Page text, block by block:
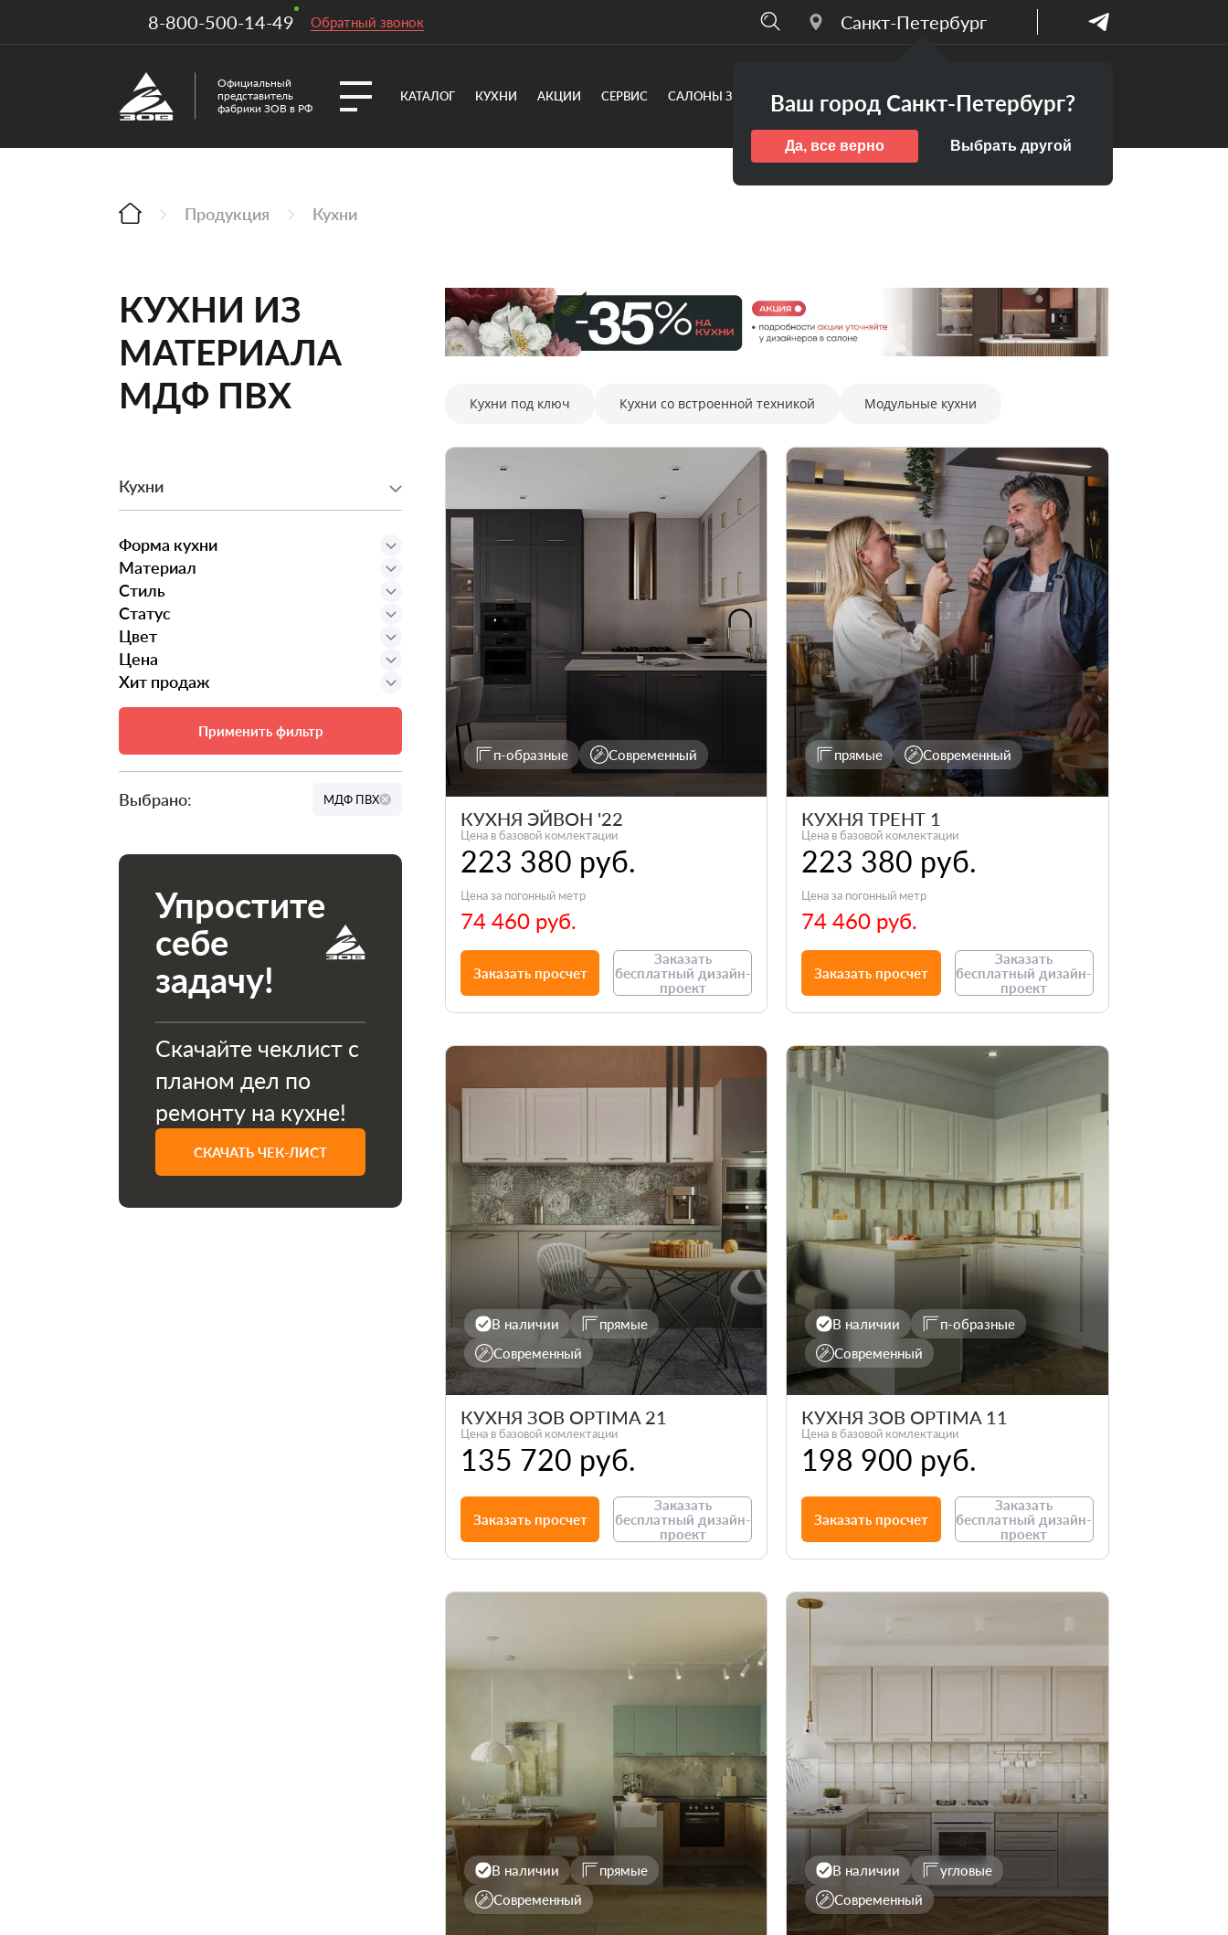
8-800-500-14-49 Обратный звонок Санкт-Петербург
Ваш город Санкт-Петербург?
Да, все верно Выбрать другой
Официальный
представитель
фабрики ЗОВ в РФ
КАТАЛОГ КУХНИ АКЦИИ СЕРВИС САЛОНЫ ЗОВ О КОМПАНИИ
дизайн-проект
Продукция Кухни
КУХНИ ИЗ
МАТЕРИАЛА
МДФ ПВХ
Кухни
Форма кухни
Материал
Стиль
Статус
Цвет
Цена
Хит продаж
Применить фильтр
Выбрано: МДФ ПВХ
Упростите
себе
задачу!
Скачайте чеклист с
планом дел по
ремонту на кухне!
СКАЧАТЬ ЧЕК-ЛИСТ
Кухни под ключ Кухни со встроенной техникой Модульные кухни
п-образные Современный
КУХНЯ ЭЙВОН '22
Цена в базовой комлектации
223 380 руб.
Цена за погонный метр
74 460 руб.
Заказать просчет
Заказать
бесплатный дизайн-
проект
прямые Современный
КУХНЯ ТРЕНТ 1
Цена в базовой комлектации
223 380 руб.
Цена за погонный метр
74 460 руб.
Заказать просчет
Заказать
бесплатный дизайн-
проект
В наличии
прямые
Современный
КУХНЯ ЗОВ OPTIMA 21
Цена в базовой комлектации
135 720 руб.
Заказать просчет
Заказать
бесплатный дизайн-
проект
В наличии
п-образные
Современный
КУХНЯ ЗОВ OPTIMA 11
Цена в базовой комлектации
198 900 руб.
Заказать просчет
Заказать
бесплатный дизайн-
проект
В наличии
прямые
Современный
В наличии
угловые
Современный